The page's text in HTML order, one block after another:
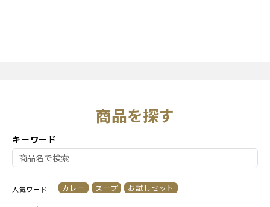
商品を探す
キーワード
人気ワード カレー スープ お試しセット